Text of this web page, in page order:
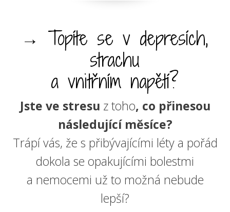
→ Topíte se v depresích,
strachu
a vnitřním napětí?
Jste ve stresu z toho, co přinesou
následující měsíce?
Trápí vás, že s přibývajícími léty a pořád
dokola se opakujícími bolestmi
a nemocemi už to možná nebude
lepší?